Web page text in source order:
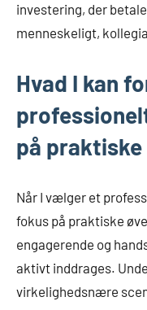
investering, der
menneskeligt,
Hvad I kan
på praktiske
Når I vælger et
fokus på praktiske
engagerende og
aktivt inddrages.
virkelighedsnære